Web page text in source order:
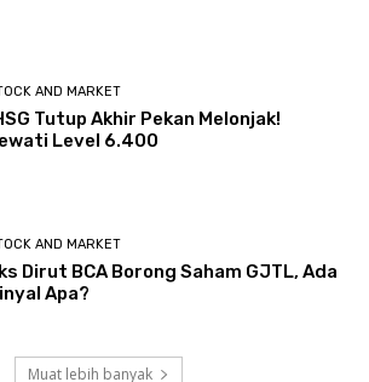
AND MARKET
Tutup Akhir Pekan Melonjak!
Level 6.400
AND MARKET
Dirut BCA Borong Saham GJTL, Ada
Apa?
Muat lebih banyak